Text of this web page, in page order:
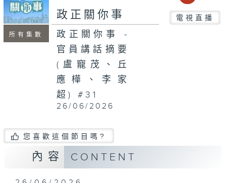
所有集數
政正關你事 電視直播
政正關你事 -
官員講話摘要
(盧寵茂、丘
應樺、李家
超) #31
26/06/2026
您喜歡這個節目嗎?
內容 CONTENT